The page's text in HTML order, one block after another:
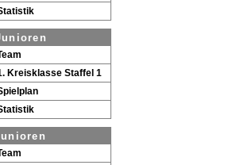
Kreisklasse Staffel 1